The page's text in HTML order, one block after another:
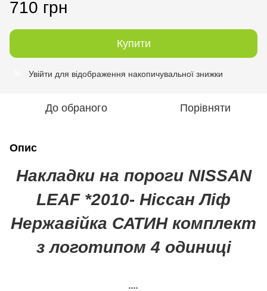
710 грн
Купити
Увійти для відображення накопичувальної знижки
До обраного Порівняти
Опис
Накладки на пороги NISSAN
LEAF *2010- Ніссан Ліф
Нержавійка САТИН комплект
з логотипом 4 одиниці
....